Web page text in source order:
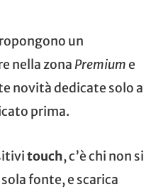
un
nella zona Premium e
novità dedicate solo a
prima.
touch, c’è chi non si
fonte, e scarica